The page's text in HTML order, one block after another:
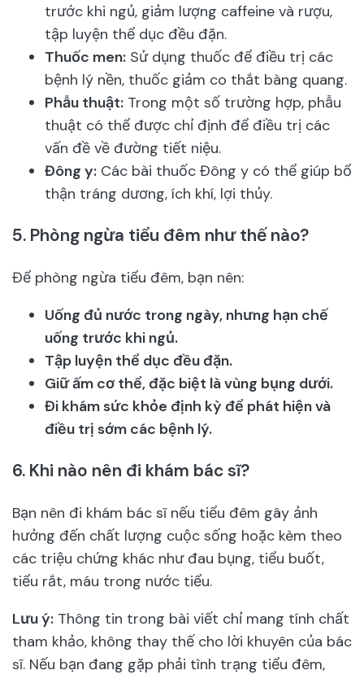
trước khi ngủ, giảm lượng caffeine và rượu,
tập luyện thể dục đều đặn.
Thuốc men: Sử dụng thuốc để điều trị các
bệnh lý nền, thuốc giảm co thắt bàng quang.
Phẫu thuật: Trong một số trường hợp, phẫu
thuật có thể được chỉ định để điều trị các
vấn đề về đường tiết niệu.
Đông y: Các bài thuốc Đông y có thể giúp bổ
thận tráng dương, ích khí, lợi thủy.
5. Phòng ngừa tiểu đêm như thế nào?
Để phòng ngừa tiểu đêm, bạn nên:
Uống đủ nước trong ngày, nhưng hạn chế
uống trước khi ngủ.
Tập luyện thể dục đều đặn.
Giữ ấm cơ thể, đặc biệt là vùng bụng dưới.
Đi khám sức khỏe định kỳ để phát hiện và
điều trị sớm các bệnh lý.
6. Khi nào nên đi khám bác sĩ?
Bạn nên đi khám bác sĩ nếu tiểu đêm gây ảnh
hưởng đến chất lượng cuộc sống hoặc kèm theo
các triệu chứng khác như đau bụng, tiểu buốt,
tiểu rắt, máu trong nước tiểu.
Lưu ý: Thông tin trong bài viết chỉ mang tính chất
tham khảo, không thay thế cho lời khuyên của bác
sĩ. Nếu bạn đang gặp phải tình trạng tiểu đêm,